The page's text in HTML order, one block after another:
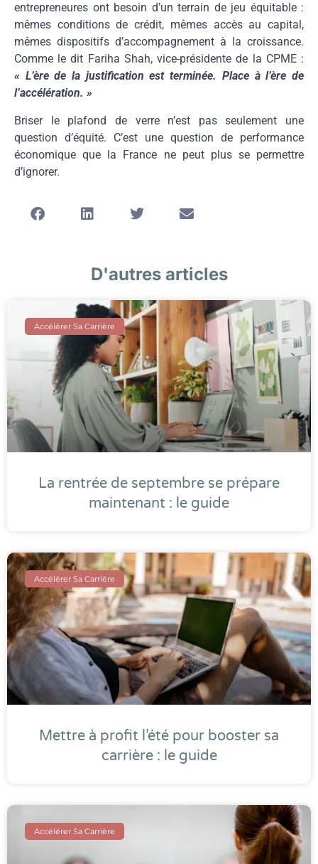
entrepreneures ont besoin d’un terrain de jeu équitable :
mêmes conditions de crédit, mêmes accès au capital,
mêmes dispositifs d’accompagnement à la croissance.
Comme le dit Fariha Shah, vice-présidente de la CPME :
« L’ère de la justification est terminée. Place à l’ère de
l’accélération. »
Briser le plafond de verre n’est pas seulement une
question d’équité. C’est une question de performance
économique que la France ne peut plus se permettre
d’ignorer.
D'autres articles
Accélérer Sa Carrière
La rentrée de septembre se prépare
maintenant : le guide
Accélérer Sa Carrière
Mettre à profit l’été pour booster sa
carrière : le guide
Accélérer Sa Carrière